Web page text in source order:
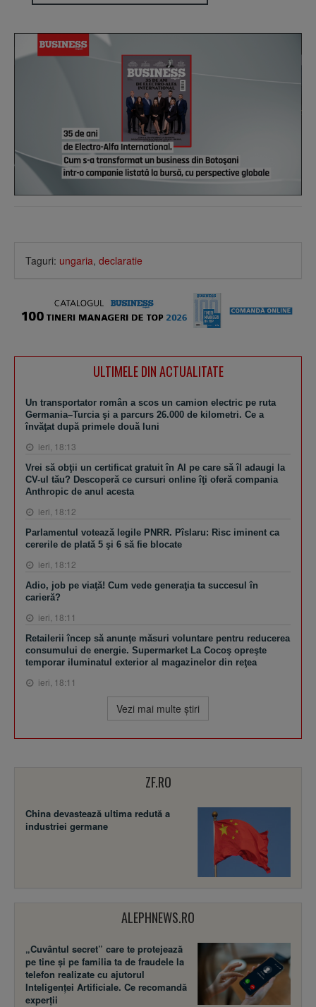
Taguri: ungaria, declaratie
ULTIMELE DIN ACTUALITATE
Un transportator român a scos un camion electric pe ruta
Germania–Turcia şi a parcurs 26.000 de kilometri. Ce a
învăţat după primele două luni
ieri, 18:13
Vrei să obţii un certificat gratuit în AI pe care să îl adaugi la
CV-ul tău? Descoperă ce cursuri online îţi oferă compania
Anthropic de anul acesta
ieri, 18:12
Parlamentul votează legile PNRR. Pîslaru: Risc iminent ca
cererile de plată 5 şi 6 să fie blocate
ieri, 18:12
Adio, job pe viaţă! Cum vede generaţia ta succesul în
carieră?
ieri, 18:11
Retailerii încep să anunţe măsuri voluntare pentru reducerea
consumului de energie. Supermarket La Cocoş opreşte
temporar iluminatul exterior al magazinelor din reţea
ieri, 18:11
Vezi mai multe ştiri
ZF.RO
China devastează ultima redută a
industriei germane
ALEPHNEWS.RO
„Cuvântul secret” care te protejează
pe tine și pe familia ta de fraudele la
telefon realizate cu ajutorul
Inteligenței Artificiale. Ce recomandă
experții